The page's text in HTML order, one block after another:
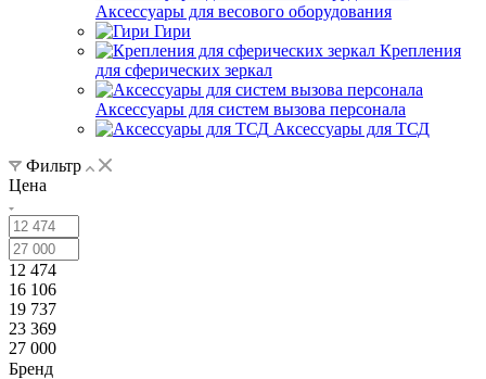
Аксессуары для весового оборудования
Гири
Крепления
для сферических зеркал
Аксессуары для систем вызова персонала
Аксессуары для ТСД
Фильтр
Цена
12 474
16 106
19 737
23 369
27 000
Бренд